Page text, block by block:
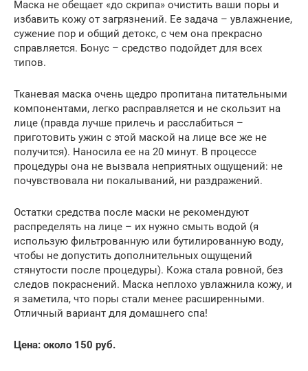
Маска не обещает «до скрипа» очистить ваши поры и
избавить кожу от загрязнений. Ее задача – увлажнение,
сужение пор и общий детокс, с чем она прекрасно
справляется. Бонус – средство подойдет для всех
типов.
Тканевая маска очень щедро пропитана питательными
компонентами, легко расправляется и не скользит на
лице (правда лучше прилечь и расслабиться –
приготовить ужин с этой маской на лице все же не
получится). Наносила ее на 20 минут. В процессе
процедуры она не вызвала неприятных ощущений: не
почувствовала ни покалываний, ни раздражений.
Остатки средства после маски не рекомендуют
распределять на лице – их нужно смыть водой (я
использую фильтрованную или бутилированную воду,
чтобы не допустить дополнительных ощущений
стянутости после процедуры). Кожа стала ровной, без
следов покраснений. Маска неплохо увлажнила кожу, и
я заметила, что поры стали менее расширенными.
Отличный вариант для домашнего спа!
Цена: около 150 руб.